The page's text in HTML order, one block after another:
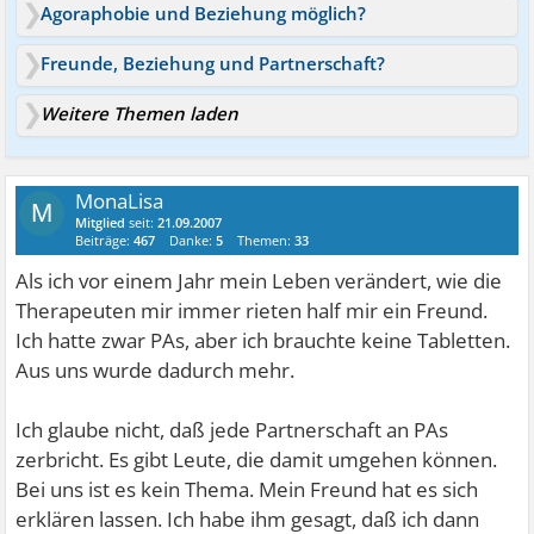
Agoraphobie und Beziehung möglich?
Freunde, Beziehung und Partnerschaft?
Weitere Themen laden
M MonaLisa
Mitglied seit:21.09.2007
Beiträge:467 Danke:5 Themen:33
Als ich vor einem Jahr mein Leben verändert, wie die
Therapeuten mir immer rieten half mir ein Freund.
Ich hatte zwar PAs, aber ich brauchte keine Tabletten.
Aus uns wurde dadurch mehr.
Ich glaube nicht, daß jede Partnerschaft an PAs
zerbricht. Es gibt Leute, die damit umgehen können.
Bei uns ist es kein Thema. Mein Freund hat es sich
erklären lassen. Ich habe ihm gesagt, daß ich dann